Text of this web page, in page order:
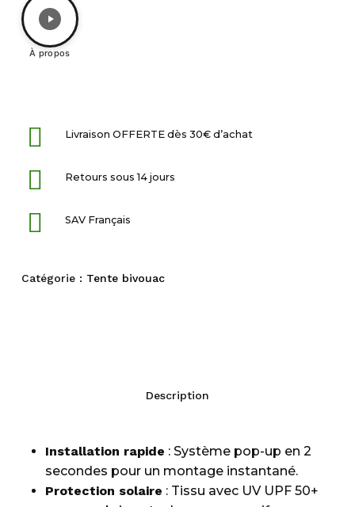
À propos
Livraison OFFERTE dès 30€ d’achat
Retours sous 14 jours
SAV Français
Catégorie : Tente bivouac
Description
Installation rapide : Système pop-up en 2
secondes pour un montage instantané.
Protection solaire : Tissu avec UV UPF 50+